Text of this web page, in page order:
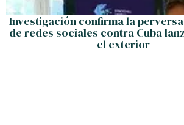
Investigación confirma la
de redes sociales contra Cuba
el exterior